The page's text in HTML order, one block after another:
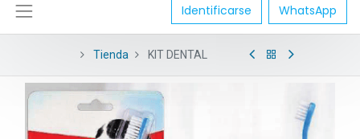
Identificarse WhatsApp
Tienda KIT DENTAL